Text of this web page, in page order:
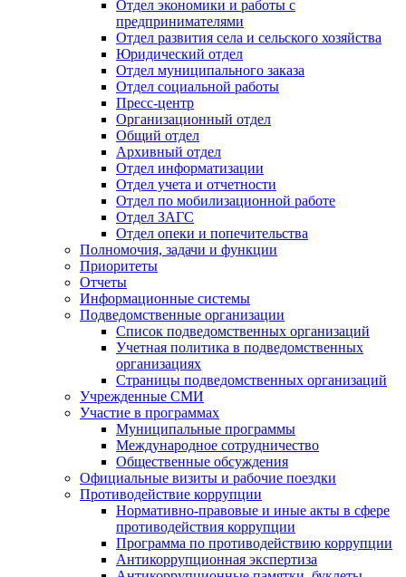
Отдел экономики и работы с
предпринимателями
Отдел развития села и сельского хозяйства
Юридический отдел
Отдел муниципального заказа
Отдел социальной работы
Пресс-центр
Организационный отдел
Общий отдел
Архивный отдел
Отдел информатизации
Отдел учета и отчетности
Отдел по мобилизационной работе
Отдел ЗАГС
Отдел опеки и попечительства
Полномочия, задачи и функции
Приоритеты
Отчеты
Информационные системы
Подведомственные организации
Список подведомственных организаций
Учетная политика в подведомственных
организациях
Страницы подведомственных организаций
Учрежденные СМИ
Участие в программах
Муниципальные программы
Международное сотрудничество
Общественные обсуждения
Официальные визиты и рабочие поездки
Противодействие коррупции
Нормативно-правовые и иные акты в сфере
противодействия коррупции
Программа по противодействию коррупции
Антикоррупционная экспертиза